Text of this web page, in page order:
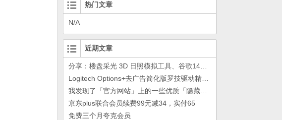
热门文章
N/A
近期文章
京东plus联合会员续费99元减34，实付65
免费三个月夸克会员